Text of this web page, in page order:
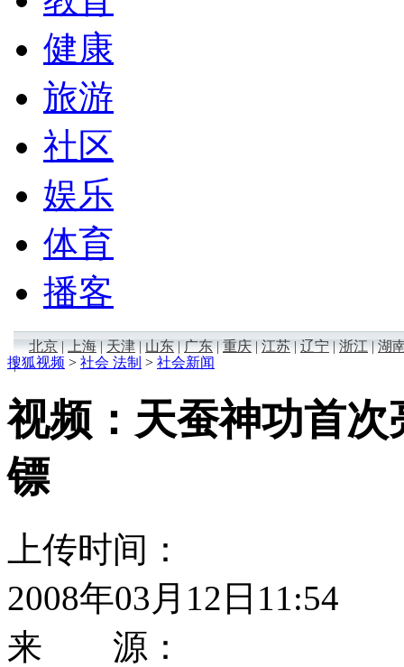
健康
旅游
社区
娱乐
体育
播客
北京|上海|天津|山东|广东|重庆|江苏|辽宁|浙江|湖
|
搜狐视频 > 社会 法制 > 社会新闻
视频：天蚕神功首
镖
上传时间：
2008年03月12日11:54
来 源：